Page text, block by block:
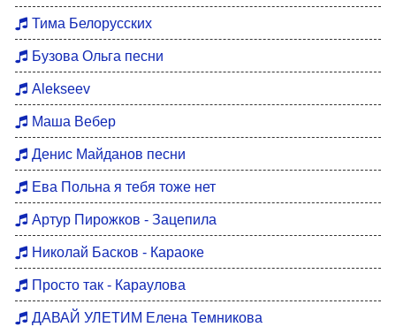
Тима Белорусских
Бузова Ольга песни
Alekseev
Маша Вебер
Денис Майданов песни
Ева Польна я тебя тоже нет
Артур Пирожков - Зацепила
Николай Басков - Караоке
Просто так - Караулова
ДАВАЙ УЛЕТИМ Елена Темникова